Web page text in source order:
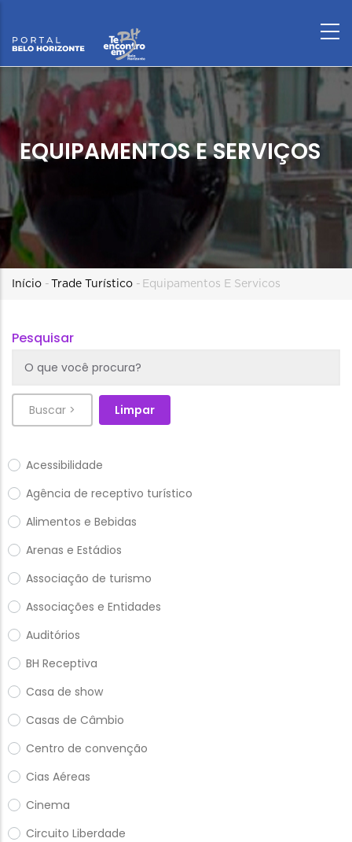
EQUIPAMENTOS E SERVIÇOS
Trilha
navegação
Início - Trade Turístico - Equipamentos E Servicos
Pesquisar
Acessibilidade
Agência de receptivo turístico
Alimentos e Bebidas
Arenas e Estádios
Associação de turismo
Associações e Entidades
Auditórios
BH Receptiva
Casa de show
Casas de Câmbio
Centro de convenção
Cias Aéreas
Cinema
Circuito Liberdade